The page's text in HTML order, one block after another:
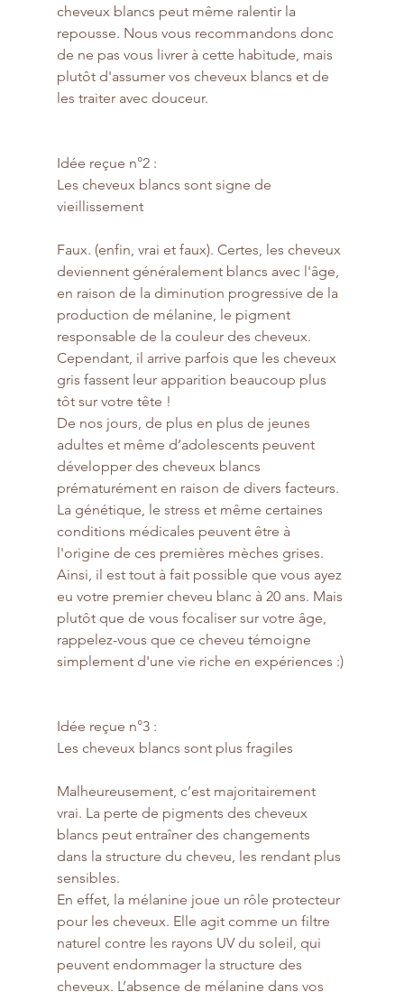
cheveux blancs peut même ralentir la
repousse. Nous vous recommandons donc
de ne pas vous livrer à cette habitude, mais
plutôt d'assumer vos cheveux blancs et de
les traiter avec douceur.
Idée reçue n°2 :
Les cheveux blancs sont signe de
vieillissement
Faux. (enfin, vrai et faux). Certes, les cheveux
deviennent généralement blancs avec l'âge,
en raison de la diminution progressive de la
production de mélanine, le pigment
responsable de la couleur des cheveux.
Cependant, il arrive parfois que les cheveux
gris fassent leur apparition beaucoup plus
tôt sur votre tête !
De nos jours, de plus en plus de jeunes
adultes et même d’adolescents peuvent
développer des cheveux blancs
prématurément en raison de divers facteurs.
La génétique, le stress et même certaines
conditions médicales peuvent être à
l'origine de ces premières mèches grises.
Ainsi, il est tout à fait possible que vous ayez
eu votre premier cheveu blanc à 20 ans. Mais
plutôt que de vous focaliser sur votre âge,
rappelez-vous que ce cheveu témoigne
simplement d'une vie riche en expériences :)
Idée reçue n°3 :
Les cheveux blancs sont plus fragiles
Malheureusement, c’est majoritairement
vrai. La perte de pigments des cheveux
blancs peut entraîner des changements
dans la structure du cheveu, les rendant plus
sensibles.
En effet, la mélanine joue un rôle protecteur
pour les cheveux. Elle agit comme un filtre
naturel contre les rayons UV du soleil, qui
peuvent endommager la structure des
cheveux. L’absence de mélanine dans vos